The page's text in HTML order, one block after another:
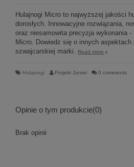
Hulajnogi Micro to najwyższej jakości
dorosłych. Innowacyjne rozwiązania,
oraz niesamowita precyzja wykonania -
Micro. Dowiedz się o innych aspektach
szwajcarskiej marki.
Read more
Hulajnogi Projekt Junior 0 comments
Opinie o tym produkcie(0)
Brak opinii